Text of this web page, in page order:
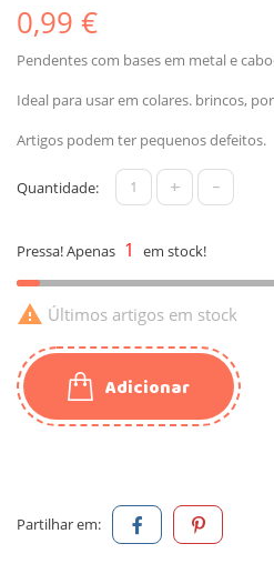
0,99 €
Pendentes com bases em metal e
Ideal para usar em colares. brincos,
Artigos podem ter pequenos defeitos.
Quantidade: + -
Pressa! Apenas 1 em stock!
 Últimos artigos em stock
Adicionar
Partilhar em: